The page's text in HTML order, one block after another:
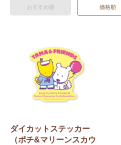
おすすめ順 価格順
ダイカットステッカー
（ポチ&マリーンスカウ